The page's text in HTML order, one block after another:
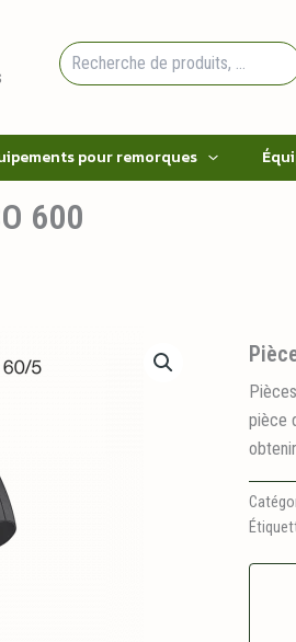
pour remorques
600
pièce